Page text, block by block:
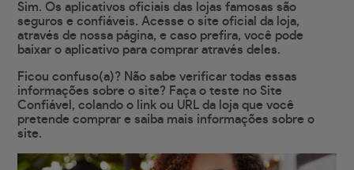
Sim. Os aplicativos oficiais das lojas famosas são
seguros e confiáveis. Acesse o site oficial da loja,
através de nossa página, e caso prefira, você pode
baixar o aplicativo para comprar através deles.
Ficou confuso(a)? Não sabe verificar todas essas
informações sobre o site? Faça o teste no Site
Confiável, colando o link ou URL da loja que você
pretende comprar e saiba mais informações sobre o
site.